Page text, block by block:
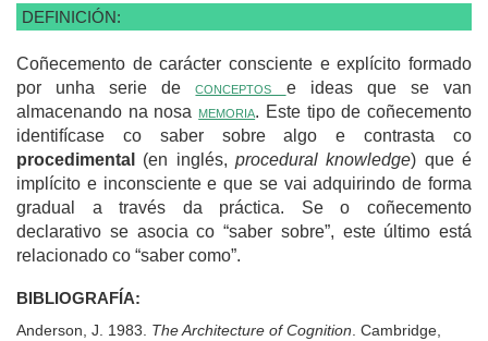
DEFINICIÓN:
Coñecemento de carácter consciente e explícito formado
por unha serie deconceptos e ideas que se van
almacenando na nosa memoria. Este tipo de coñecemento
identifícase co saber sobre algo e contrasta co
procedimental
(en inglés, procedural knowledge) que é
implícito e inconsciente e que se vai adquirindo de forma
gradual a través da práctica. Se o coñecemento
declarativo se asocia co “saber sobre”, este último está
relacionado co “saber como”.
BIBLIOGRAFÍA:
Anderson, J. 1983. The Architecture of Cognition . Cambridge,